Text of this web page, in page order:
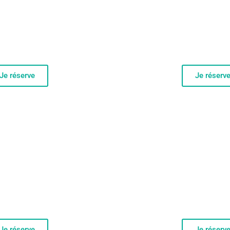
Je réserve Je réserve